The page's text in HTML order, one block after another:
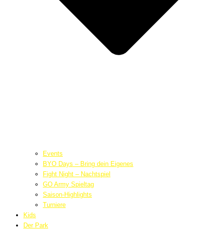
Events
BYO Days – Bring dein Eigenes
Fight Night – Nachtspiel
GO Army Spieltag
Saison-Highlights
Turniere
Kids
Der Park